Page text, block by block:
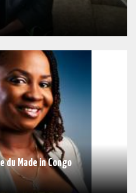
du Made in Congo